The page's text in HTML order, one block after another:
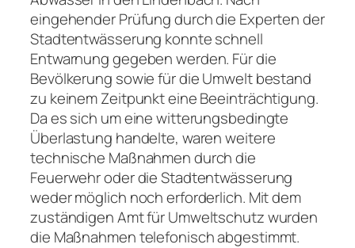
eingehender Prüfung durch die Experten der
Stadtentwässerung konnte schnell
Entwarnung gegeben werden. Für die
Bevölkerung sowie für die Umwelt bestand
zu keinem Zeitpunkt eine Beeinträchtigung.
Da es sich um eine witterungsbedingte
Überlastung handelte, waren weitere
technische Maßnahmen durch die
Feuerwehr oder die Stadtentwässerung
weder möglich noch erforderlich. Mit dem
zuständigen Amt für Umweltschutz wurden
die Maßnahmen telefonisch abgestimmt.